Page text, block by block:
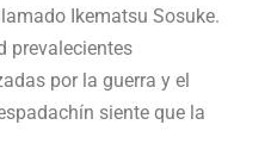
Ikematsu Sosuke.
prevalecientes
por la guerra y el
siente que la